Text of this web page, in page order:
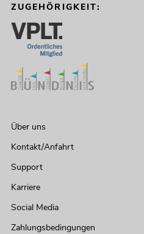
ZUGEHÖRIGKEIT:
Über uns
Kontakt/Anfahrt
Support
Karriere
Social Media
Zahlungsbedingungen